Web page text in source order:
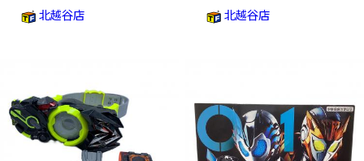
北越谷店
北越谷店